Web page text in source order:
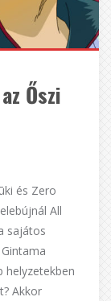
Őszi
és Zero
All
sajátos
helyzetekben
Akkor